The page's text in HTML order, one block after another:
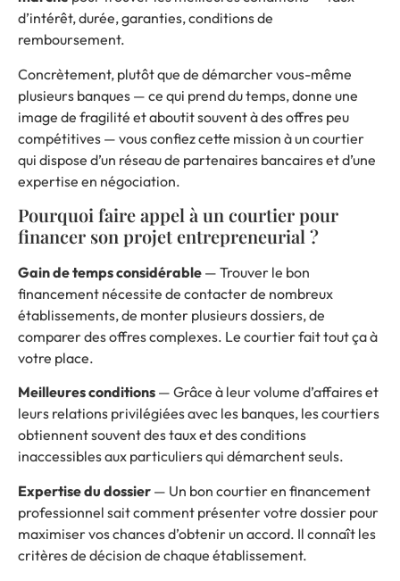
d’intérêt, durée, garanties, conditions de
remboursement.
Concrètement, plutôt que de démarcher vous-même
plusieurs banques — ce qui prend du temps, donne une
image de fragilité et aboutit souvent à des offres peu
compétitives — vous confiez cette mission à un courtier
qui dispose d’un réseau de partenaires bancaires et d’une
expertise en négociation.
Pourquoi faire appel à un courtier pour
financer son projet entrepreneurial ?
Gain de temps considérable — Trouver le bon
financement nécessite de contacter de nombreux
établissements, de monter plusieurs dossiers, de
comparer des offres complexes. Le courtier fait tout ça à
votre place.
Meilleures conditions — Grâce à leur volume d’affaires et
leurs relations privilégiées avec les banques, les courtiers
obtiennent souvent des taux et des conditions
inaccessibles aux particuliers qui démarchent seuls.
Expertise du dossier — Un bon courtier en financement
professionnel sait comment présenter votre dossier pour
maximiser vos chances d’obtenir un accord. Il connaît les
critères de décision de chaque établissement.